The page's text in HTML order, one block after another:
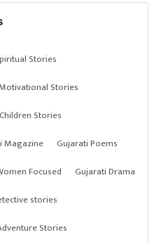
Stories
Stories
Stories
Magazine
Gujarati Poems
Focused
Gujarati Drama
stories
Stories